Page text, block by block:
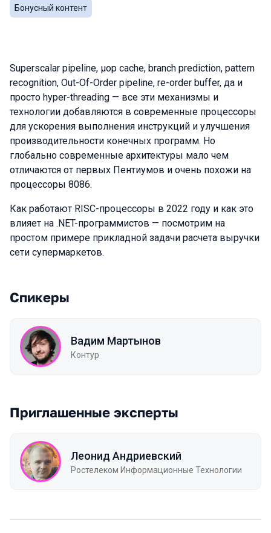
Бонусный контент
Superscalar pipeline, µop cache, branch prediction, pattern
recognition, Out-Of-Order pipeline, re-order buffer, да и
просто hyper-threading — все эти механизмы и
технологии добавляются в современные процессоры
для ускорения выполнения инструкций и улучшения
производительности конечных программ. Но
глобально современные архитектуры мало чем
отличаются от первых Пентиумов и очень похожи на
процессоры 8086.
Как работают RISC-процессоры в 2022 году и как это
влияет на .NET-программистов — посмотрим на
простом примере прикладной задачи расчета выручки
сети супермаркетов.
Спикеры
Вадим Мартынов
Контур
Приглашенные эксперты
Леонид Андриевский
Ростелеком Информационные Технологии